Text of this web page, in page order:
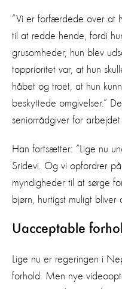
”Vi er forfærdede over at
til at redde hende, fordi
grusomheder, hun blev
topprioritet var, at hun
håbet og troet, at hun
beskyttede omgivelser.”
seniorrådgiver for
Han fortsætter: “Lige nu
Sridevi. Og vi opfordrer
myndigheder til at sørge
bjørn, hurtigst muligt bliver
Uacceptable
Lige nu er regeringen i
forhold. Men nye